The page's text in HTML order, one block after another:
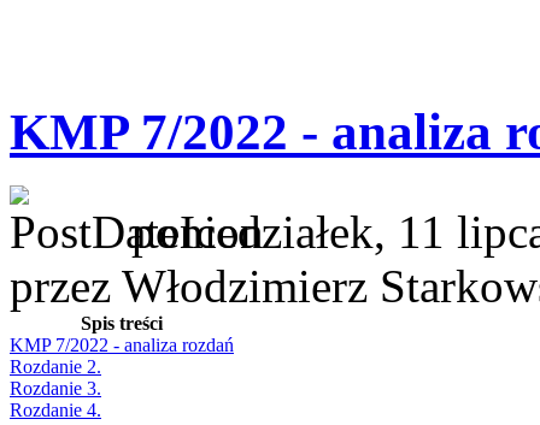
KMP 7/2022 - analiza
poniedziałek, 11
przez Włodzimierz
Spis treści
KMP 7/2022 - analiza rozdań
Rozdanie 2.
Rozdanie 3.
Rozdanie 4.